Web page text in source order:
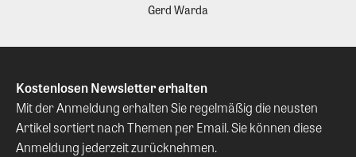
Gerd Warda
Kostenlosen Newsletter erhalten
Mit der Anmeldung erhalten Sie regelmäßig die neusten
Artikel sortiert nach Themen per Email. Sie können diese
Anmeldung jederzeit zurücknehmen.